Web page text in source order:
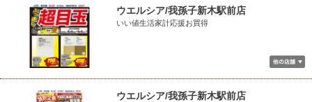
ウエルシア/我孫子新木駅前店
いい値生活家計応援お買得
ウエルシア/我孫子新木駅前店